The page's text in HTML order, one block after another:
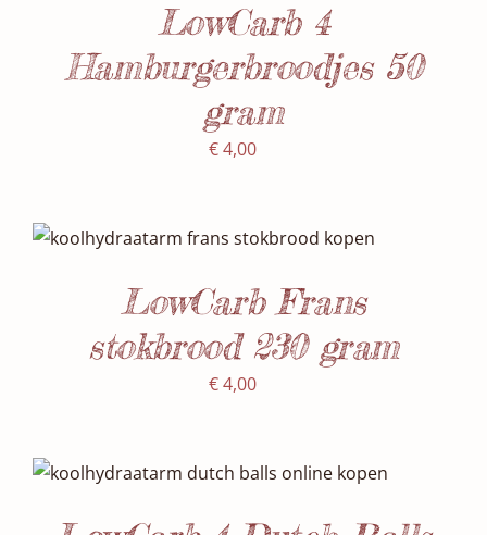
LowCarb 4
Hamburgerbroodjes 50
gram
€4,00
SELECTEER DATUM(S)
/
DETAILS
LowCarb Frans
stokbrood 230 gram
€4,00
SELECTEER DATUM(S) /
DETAILS